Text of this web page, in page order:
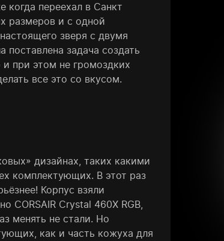
когда переехал в Санкт
размеров и с одной
зверя с двумя
задача создать
при этом не громоздких
все это со вкусом.
дизайнах, таких какими
комплектующих. В этот раз
Корпус взяли
CORSAIR Crystal 460X RGB,
менять не стали. Но
как и часть кожуха для